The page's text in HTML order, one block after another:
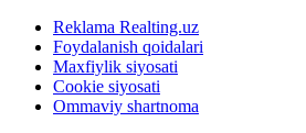
Reklama Realting.uz
Foydalanish qoidalari
Maxfiylik siyosati
Cookie siyosati
Ommaviy shartnoma